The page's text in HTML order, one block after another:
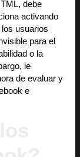
debe
activando
usuarios
para el
o la
le
de evaluar y
e